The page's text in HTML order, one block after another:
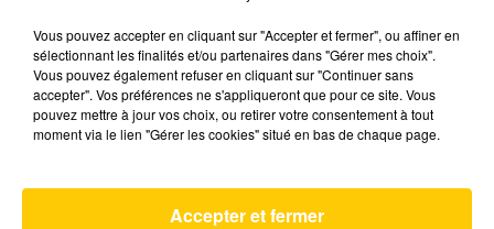
Retrouvez les infos sourires du jour à 12h15 et
17h20 :-)
AVEYRON NORD
Vous pouvez accepter en cliquant sur "Accepter et fermer", ou affiner en
sélectionnant les finalités et/ou partenaires dans "Gérer mes choix".
Vous pouvez également refuser en cliquant sur "Continuer sans
accepter". Vos préférences ne s'appliqueront que pour ce site. Vous
pouvez mettre à jour vos choix, ou retirer votre consentement à tout
moment via le lien "Gérer les cookies" situé en bas de chaque page.
Accepter et fermer